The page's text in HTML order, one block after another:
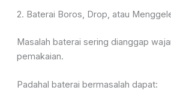
2. Baterai Boros, Drop, atau
Masalah baterai sering dianggap
pemakaian.
Padahal baterai bermasalah dapat: